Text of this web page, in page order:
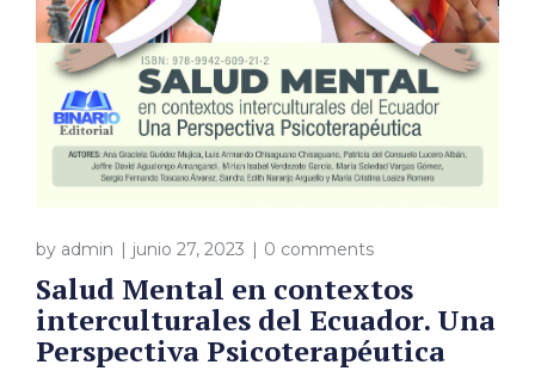
by admin junio 27, 2023 0 comments
Salud Mental en contextos
interculturales del Ecuador. Una
Perspectiva Psicoterapéutica